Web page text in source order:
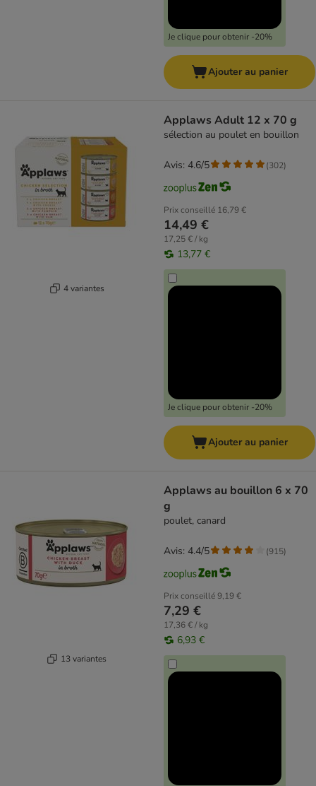
Je clique pour obtenir -20%
Ajouter au panier
4 variantes
Applaws Adult 12 x 70 g
sélection au poulet en bouillon
Prix conseillé 16,79 €
14,49 €
17,25 € / kg
13,77 €
Je clique pour obtenir -20%
Avis: 4.6/5 (302)
Ajouter au panier
13 variantes
Applaws au bouillon 6 x 70
g
poulet, canard
Prix conseillé9,19 €
7,29 €
17,36 € / kg
6,93 €
Avis: 4.4/5 (915)